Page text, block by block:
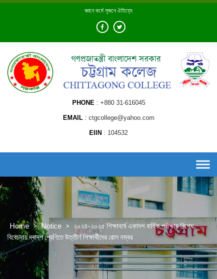
Skip
জ্ঞানে কর্মে সৃজনে ঐতিহ্যে
PHONE +880 31-616045
EMAIL ctgcollege@yahoo.com
EIIN 104532
Home > Notice > ২০২৪-২০২৫ শিক্ষাবর্ষে একাদশ বার্ষিক পরীক্ষায় বিশেষ
বিবেচনায় দ্বাদশ শ্রেণিতে উত্তীর্ণ শিক্ষার্থীদের রোল নম্বর